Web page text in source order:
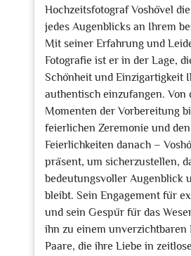
Hochzeitsfotograf Voshövel
jedes Augenblicks an Ihrem
Mit seiner Erfahrung und
Fotografie ist er in der Lage,
Schönheit und Einzigartigkeit
authentisch einzufangen. Von
Momenten der Vorbereitung
feierlichen Zeremonie und
Feierlichkeiten danach –
präsent, um sicherzustellen,
bedeutungsvoller Augenblick
bleibt. Sein Engagement für
und sein Gespür für das
ihn zu einem unverzichtbaren
Paare, die ihre Liebe in